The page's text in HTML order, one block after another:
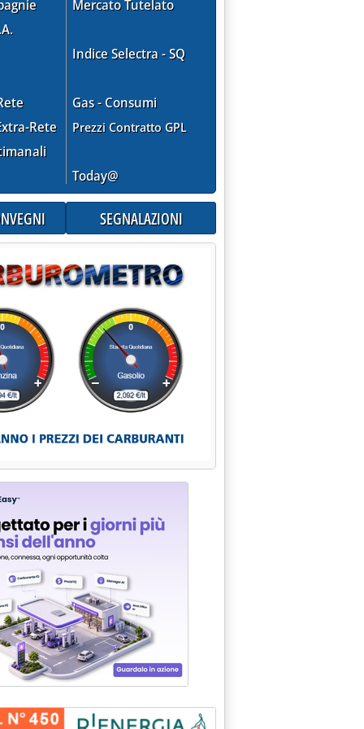
SANZIONI USA'
CNR'
CIP 6/92'
Rete
Mercato Tutelato
Indice Selectra - SQ
Gas - Consumi
Prezzi Contratto GPL
Today@
SEGNALAZIONI